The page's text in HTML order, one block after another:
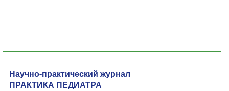
Научно-практический журнал
ПРАКТИКА ПЕДИАТРА